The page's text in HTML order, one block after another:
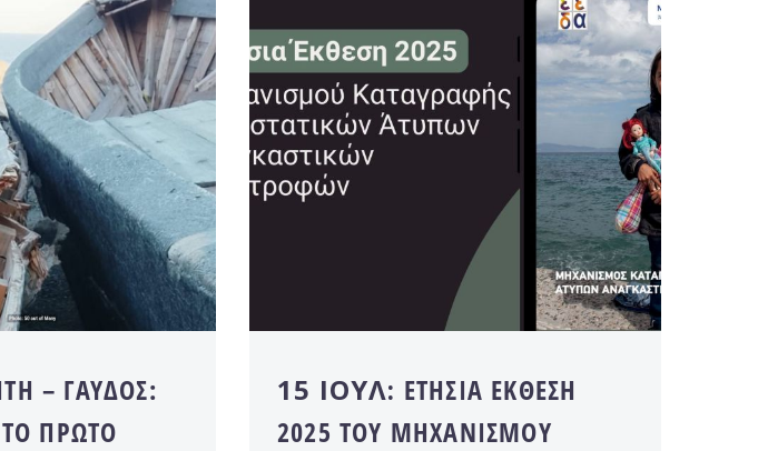
– ΓΑΎΔΟΣ:
ΤΟ ΠΡΏΤΟ
15 ΙΟΎΛ: ΕΤΉΣΙΑ ΈΚΘΕΣΗ
2025 ΤΟΥ ΜΗΧΑΝΙΣΜΟΎ